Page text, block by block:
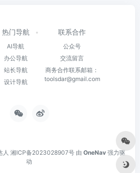
热门导航
AI导航
办公导航
站长导航
设计导航
联系合作
公众号
交流留言
商务合作联系邮箱：
toolsdar@gmail.com
人 湘ICP备2023028907号 由 OneNav 强力驱
动